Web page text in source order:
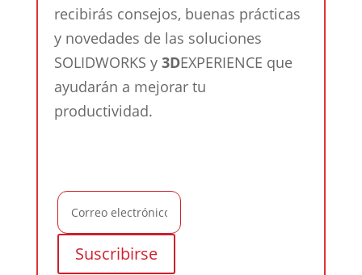
recibirás consejos, buenas prácticas
y novedades de las soluciones
SOLIDWORKS y3DEXPERIENCE que
ayudarán a mejorar tu
productividad.